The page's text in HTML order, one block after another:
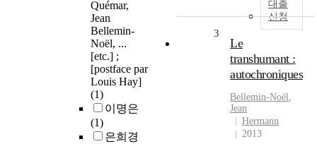
Quémar,
Jean
Bellemin-
Noël, ...
[etc.] ;
[postface par
Louis Hay]
(1)
이명은
(1)
은희경
대출
신청
3
Le
transhumant :
autochroniques
Bellemin-Noël,
Jean
Hermann
2013